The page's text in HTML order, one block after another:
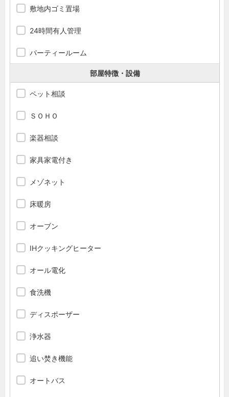
敷地内ゴミ置場
24時間有人管理
パーティールーム
部屋特徴・設備
ペット相談
ＳＯＨＯ
楽器相談
家具家電付き
メゾネット
床暖房
オーブン
IHクッキングヒーター
オール電化
食洗機
ディスポーザー
浄水器
追い焚き機能
オートバス